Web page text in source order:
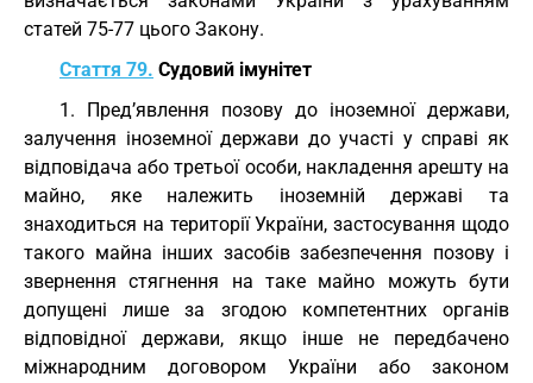
статей 75-77 цього Закону.
Стаття 79. Судовий імунітет
1. Пред’явлення позову до іноземної держави,
залучення іноземної держави до участі у справі як
відповідача або третьої особи, накладення арешту на
майно, яке належить іноземній державі та
знаходиться на території України, застосування щодо
такого майна інших засобів забезпечення позову і
звернення стягнення на таке майно можуть бути
допущені лише за згодою компетентних органів
відповідної держави, якщо інше не передбачено
міжнародним договором України або законом